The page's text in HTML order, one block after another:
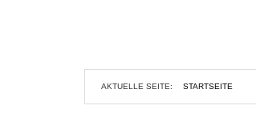
AKTUELLE SEITE: STARTSEITE